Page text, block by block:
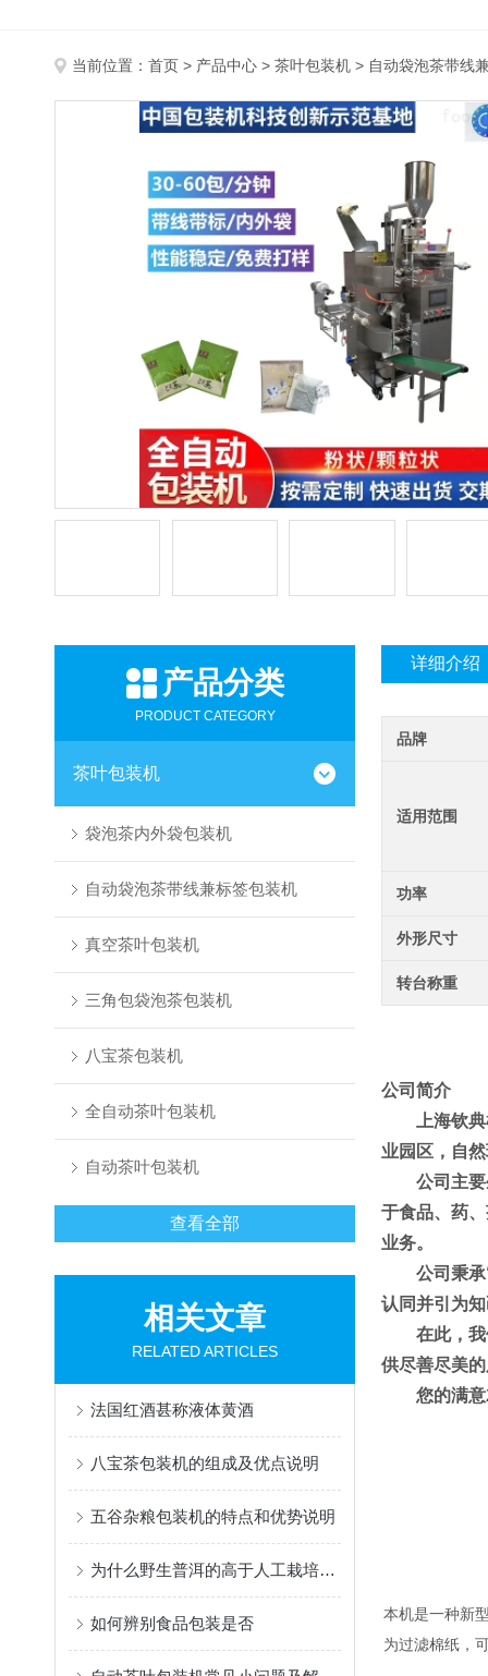
当前位置： 首页 > 产品中心 > 茶叶包装机 > 自动袋泡茶带线
产品分类
PRODUCT CATEGORY
茶叶包装机
袋泡茶内外袋包装机
自动袋泡茶带线兼标签包装机
真空茶叶包装机
三角包袋泡茶包装机
八宝茶包装机
全自动茶叶包装机
自动茶叶包装机
查看全部
相关文章
RELATED ARTICLES
法国红酒甚称液体黄酒
八宝茶包装机的组成及优点说明
五谷杂粮包装机的特点和优势说明
为什么野生普洱的高于人工栽培的茶
如何辨别食品包装是否
详细介绍
品牌
适用范围
功率
外形尺寸
转台称重
公司简介
上海钦
业园区，自
公司主
于食品、药
业务。
公司秉
认同并引为
在此，
供尽善尽美
您的满
本机是一种新
为过滤棉纸，